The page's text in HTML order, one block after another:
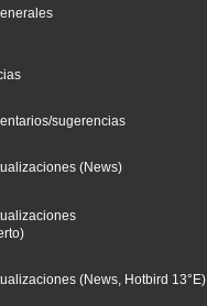
sugerencias
(News)
(News, Hotbird 13°E)